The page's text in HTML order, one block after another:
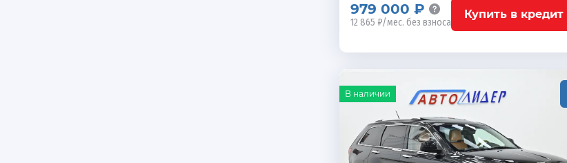
Купить в кредит
979 000 ₽
12 865 ₽/мес. без взноса
В наличии